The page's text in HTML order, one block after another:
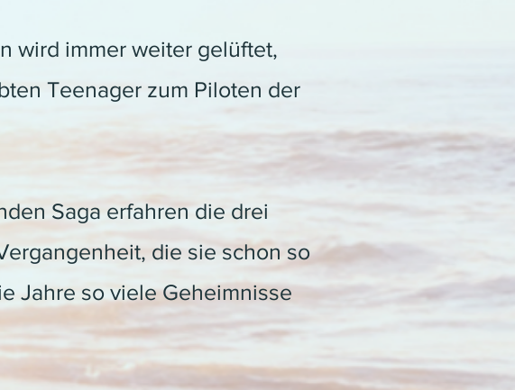
wird immer weiter gelüftet,
Teenager zum Piloten der
Saga erfahren die drei
die sie schon so
Jahre so viele Geheimnisse